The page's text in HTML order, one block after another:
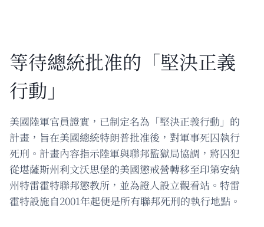
等待總統批准的「堅決正義
行動」
美國陸軍官員證實，已制定名為「堅決正義行動」的
計畫，旨在美國總統特朗普批准後，對軍事死囚執行
死刑。計畫內容指示陸軍與聯邦監獄局協調，將囚犯
從堪薩斯州利文沃思堡的美國懲戒營轉移至印第安納
州特雷霍特聯邦懲教所，並為證人設立觀看站。特雷
霍特設施自2001年起便是所有聯邦死刑的執行地點。